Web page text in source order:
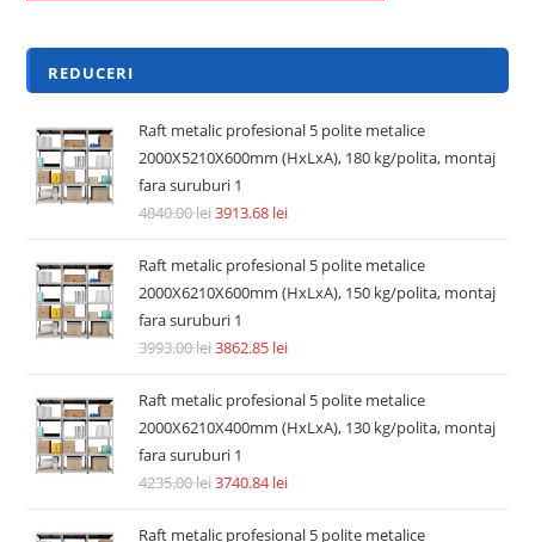
REDUCERI
Raft metalic profesional 5 polite metalice
2000X5210X600mm (HxLxA), 180 kg/polita, montaj
fara suruburi 1
4840.00lei3913.68 lei
Raft metalic profesional 5 polite metalice
2000X6210X600mm (HxLxA), 150 kg/polita, montaj
fara suruburi 1
3993.00lei3862.85 lei
Raft metalic profesional 5 polite metalice
2000X6210X400mm (HxLxA), 130 kg/polita, montaj
fara suruburi 1
4235.00lei3740.84lei
Raft metalic profesional 5 polite metalice